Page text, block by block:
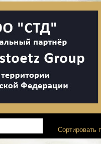
Сортировать